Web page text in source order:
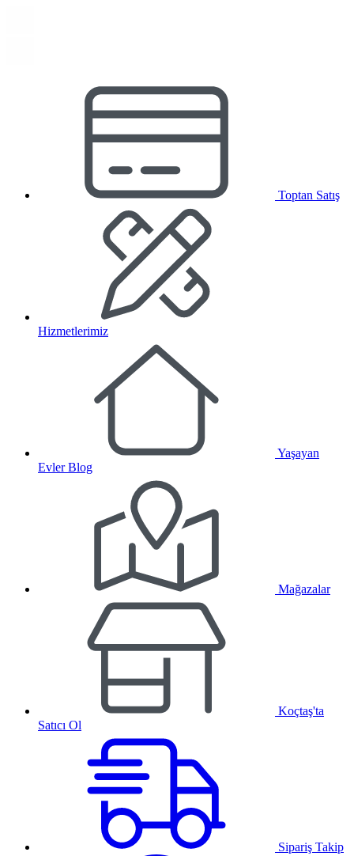
Toptan Satış
Hizmetlerimiz
Yaşayan
Evler Blog
Mağazalar
Koçtaş'ta
Satıcı Ol
Sipariş Takip